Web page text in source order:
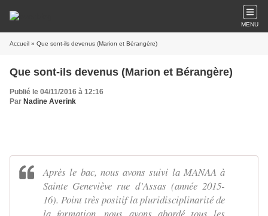
MENU
Accueil » Que sont-ils devenus (Marion et Bérangère)
Que sont-ils devenus (Marion et Bérangère)
Publié le 04/11/2016 à 12:16
Par Nadine Averink
Après le bac, nous avons suivi la MANAA à
Sainte Geneviève rue d’Assas (année 2015-
16). Point très positif la pluridisciplinarité de
la formation, nous avons abordé tous les